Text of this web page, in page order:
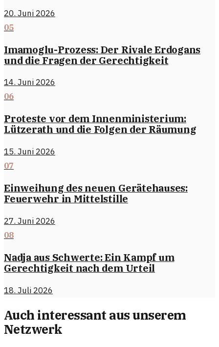
20. Juni 2026
05
Imamoglu-Prozess: Der Rivale Erdogans
und die Fragen der Gerechtigkeit
14. Juni 2026
06
Proteste vor dem Innenministerium:
Lützerath und die Folgen der Räumung
15. Juni 2026
07
Einweihung des neuen Gerätehauses:
Feuerwehr in Mittelstille
27. Juni 2026
08
Nadja aus Schwerte: Ein Kampf um
Gerechtigkeit nach dem Urteil
18. Juli 2026
Auch interessant aus unserem
Netzwerk